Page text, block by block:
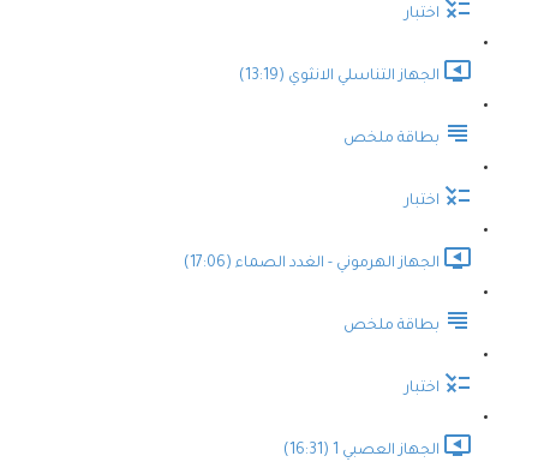
اختبار
الجهاز التناسلي الانثوي (13:19)
بطاقة ملخص
اختبار
الجهاز الهرموني - الغدد الصماء (17:06)
بطاقة ملخص
اختبار
الجهاز العصبي 1 (16:31)